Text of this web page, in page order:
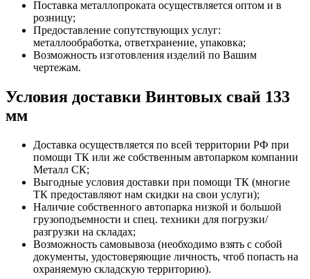
Поставка металлопроката осуществляется оптом и в
розницу;
Предоставление сопутствующих услуг:
металлообработка, ответхранение, упаковка;
Возможность изготовления изделий по Вашим
чертежам.
Условия доставки Винтовых свай 133
мм
Доставка осуществляется по всей территории РФ при
помощи ТК или же собственным автопарком компании
Металл СК;
Выгодные условия доставки при помощи ТК (многие
ТК предоставляют нам скидки на свои услуги);
Наличие собственного автопарка низкой и большой
грузоподъемности и спец. техники для погрузки/
разгрузки на складах;
Возможность самовывоза (необходимо взять с собой
документы, удостоверяющие личность, чтоб попасть на
охраняемую складскую территорию).